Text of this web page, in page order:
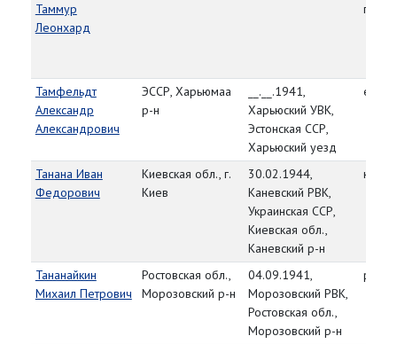
Таммур
Леонхард
Тамфельдт
Александр
Александрович
ЭССР, Харьюмаа
р-н
__.__.1941,
Харьюский УВК,
Эстонская ССР,
Харьюский уезд
Танана Иван
Федорович
Киевская обл., г.
Киев
30.02.1944,
Каневский РВК,
Украинская ССР,
Киевская обл.,
Каневский р-н
Тананайкин
Михаил Петрович
Ростовская обл.,
Морозовский р-н
04.09.1941,
Морозовский РВК,
Ростовская обл.,
Морозовский р-н